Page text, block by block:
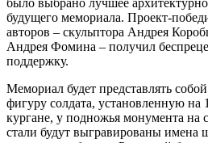
было выбрано лучшее
будущего мемориала. Проект-
авторов – скульптора Андрея
Андрея Фомина – получил
поддержку.
Мемориал будет представлять
фигуру солдата, установленную
кургане, у подножья монумента на
стали будут выгравированы имена